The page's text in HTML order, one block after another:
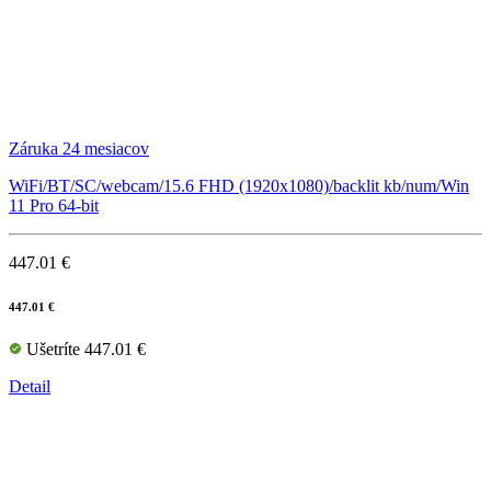
Záruka 24 mesiacov
WiFi/BT/SC/webcam/15.6 FHD (1920x1080)/backlit kb/num/Win
11 Pro 64-bit
447.01 €
447.01 €
Ušetríte 447.01 €
Detail